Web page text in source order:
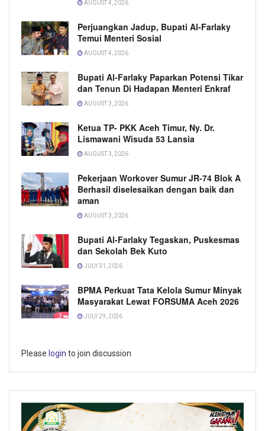
AUGUST 4, 2026
Perjuangkan Jadup, Bupati Al-Farlaky
Temui Menteri Sosial
AUGUST 4, 2026
Bupati Al-Farlaky Paparkan Potensi Tikar
dan Tenun Di Hadapan Menteri Enkraf
AUGUST 3, 2026
Ketua TP- PKK Aceh Timur, Ny. Dr.
Lismawani Wisuda 53 Lansia
AUGUST 3, 2026
Pekerjaan Workover Sumur JR-74 Blok A
Berhasil diselesaikan dengan baik dan
aman
AUGUST 3, 2026
Bupati Al-Farlaky Tegaskan, Puskesmas
dan Sekolah Bek Kuto
JULY 31, 2026
BPMA Perkuat Tata Kelola Sumur Minyak
Masyarakat Lewat FORSUMA Aceh 2026
JULY 29, 2026
Please login to join discussion